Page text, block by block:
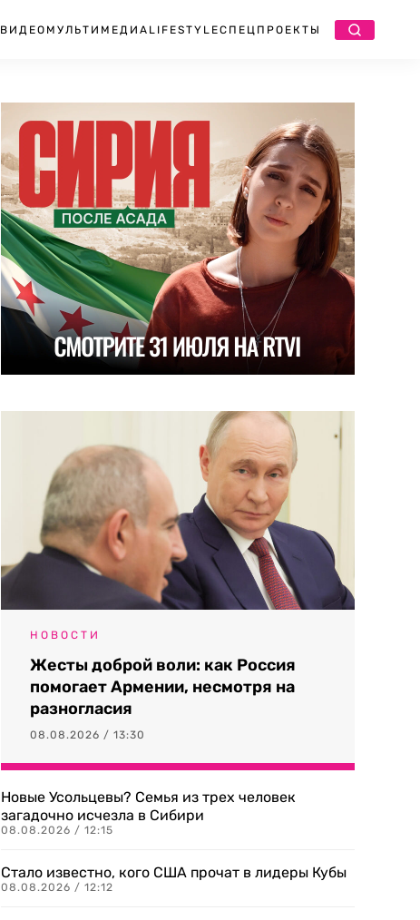
ВИДЕО МУЛЬТИМЕДИА LIFESTYLEСПЕЦПРОЕКТЫ
НОВОСТИ
Жесты доброй воли: как Россия
помогает Армении, несмотря на
разногласия
08.08.2026 / 13:30
Новые Усольцевы? Семья из трех человек
загадочно исчезла в Сибири
08.08.2026 / 12:15
Стало известно, кого США прочат в лидеры Кубы
08.08.2026 / 12:12